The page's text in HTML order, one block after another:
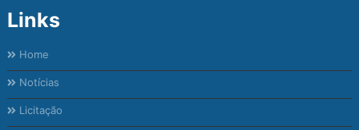
Links
Home
Notícias
Licitação